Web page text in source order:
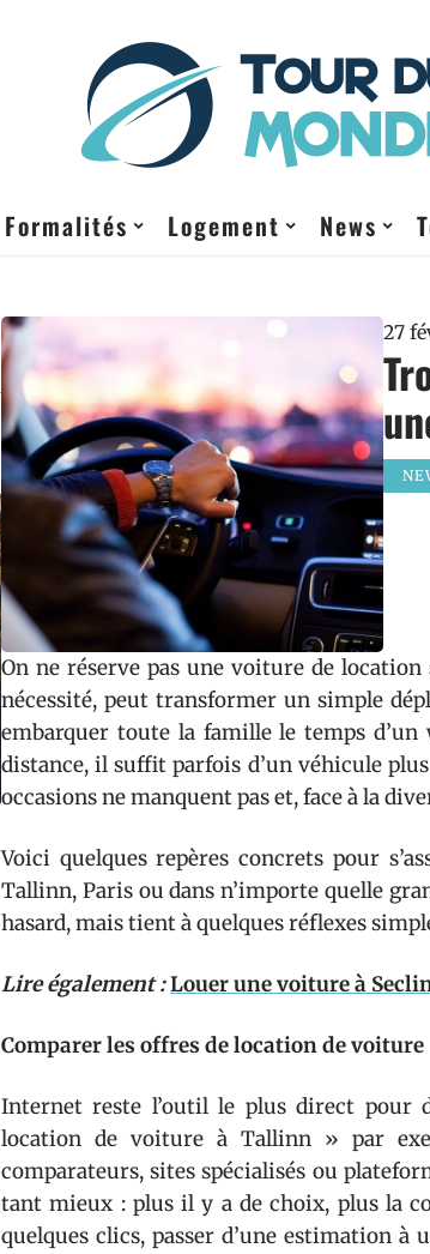
Formalités Logement News
27
On ne réserve pas une voiture de
nécessité, peut transformer un simple
embarquer toute la famille le temps d’un
distance, il suffit parfois d’un véhicule
occasions ne manquent pas et, face à la
Voici quelques repères concrets pour
Tallinn, Paris ou dans n’importe quelle
hasard, mais tient à quelques réflexes
Lire également :Louer une voiture à
Comparer les offres de location de voiture
Internet reste l’outil le plus direct pour
location de voiture à Tallinn » par
comparateurs, sites spécialisés ou
tant mieux : plus il y a de choix, plus la
quelques clics, passer d’une estimation